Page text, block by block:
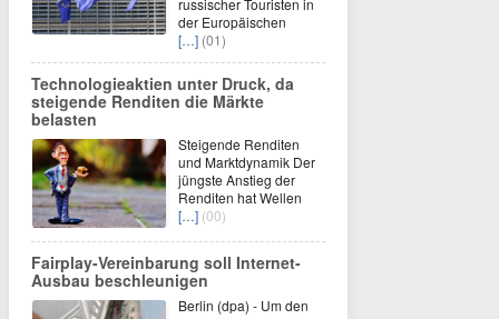
russischer Touristen in
der Europäischen
[…] (01)
Technologieaktien unter Druck, da
steigende Renditen die Märkte
belasten
Steigende Renditen
und Marktdynamik Der
jüngste Anstieg der
Renditen hat Wellen
[…] (00)
Fairplay-Vereinbarung soll Internet-
Ausbau beschleunigen
Berlin (dpa) - Um den